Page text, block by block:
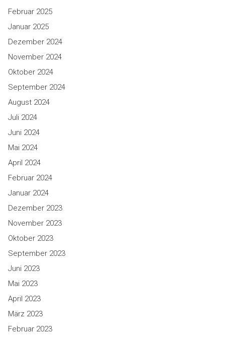
Februar 2025
Januar 2025
Dezember 2024
November 2024
Oktober 2024
September 2024
August 2024
Juli 2024
Juni 2024
Mai 2024
April 2024
Februar 2024
Januar 2024
Dezember 2023
November 2023
Oktober 2023
September 2023
Juni 2023
Mai 2023
April 2023
März 2023
Februar 2023